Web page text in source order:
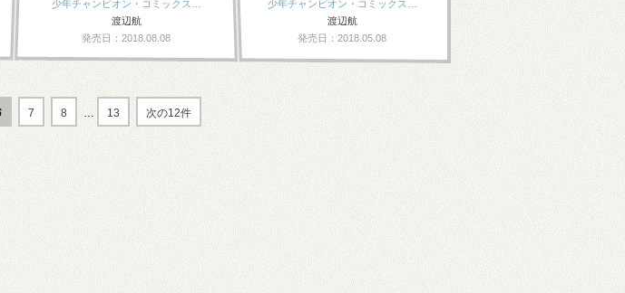
少年チャンピオン・コミックス…
渡辺航
発売日：2018.08.08
少年チャンピオン・コミックス…
渡辺航
発売日：2018.05.08
7 8 … 13 次の12件